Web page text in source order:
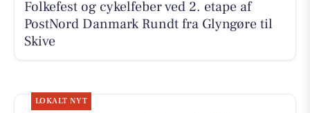
Folkefest og cykelfeber ved 2. etape af
PostNord Danmark Rundt fra Glyngøre til
Skive
LOKALT NYT